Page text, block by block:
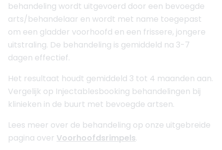
behandeling wordt uitgevoerd door een bevoegde
arts/behandelaar en wordt met name toegepast
om een gladder voorhoofd en een frissere, jongere
uitstraling. De behandeling is gemiddeld na 3-7
dagen effectief.
Het resultaat houdt gemiddeld 3 tot 4 maanden aan.
Vergelijk op Injectablesbooking behandelingen bij
klinieken in de buurt met bevoegde artsen.
Lees meer over de behandeling op onze uitgebreide
pagina over Voorhoofdsrimpels.